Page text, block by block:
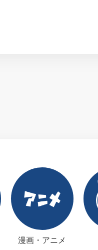
漫画・アニメ